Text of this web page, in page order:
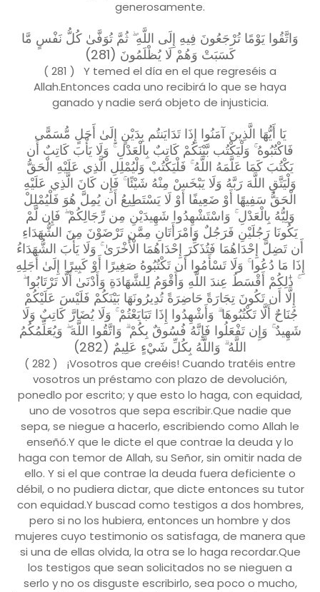
generosamente.
وَاتَّقُوا يَوْمًا تُرْجَعُونَ فِيهِ إِلَى اللَّهِ ۖ ثُمَّ تُوَفَّىٰ كُلُّ نَفْسٍ مَّا
كَسَبَتْ وَهُمْ لَا يُظْلَمُونَ (281)
( 281 ) Y temed el día en el que regreséis a
Allah.Entonces cada uno recibirá lo que se haya
ganado y nadie será objeto de injusticia.
يَا أَيُّهَا الَّذِينَ آمَنُوا إِذَا تَدَايَنتُم بِدَيْنٍ إِلَىٰ أَجَلٍ مُّسَمًّى
فَاكْتُبُوهُ ۚ وَلْيَكْتُب بَّيْنَكُمْ كَاتِبٌ بِالْعَدْلِ ۚ وَلَا يَأْبَ كَاتِبٌ أَن
يَكْتُبَ كَمَا عَلَّمَهُ اللَّهُ ۚ فَلْيَكْتُبْ وَلْيُمْلِلِ الَّذِي عَلَيْهِ الْحَقُّ
وَلْيَتَّقِ اللَّهَ رَبَّهُ وَلَا يَبْخَسْ مِنْهُ شَيْئًا ۚ فَإِن كَانَ الَّذِي عَلَيْهِ
الْحَقُّ سَفِيهًا أَوْ ضَعِيفًا أَوْ لَا يَسْتَطِيعُ أَن يُمِلَّ هُوَ فَلْيُمْلِلْ
وَلِيُّهُ بِالْعَدْلِ ۚ وَاسْتَشْهِدُوا شَهِيدَيْنِ مِن رِّجَالِكُمْ ۖ فَإِن لَّمْ
يَكُونَا رَجُلَيْنِ فَرَجُلٌ وَامْرَأَتَانِ مِمَّن تَرْضَوْنَ مِنَ الشُّهَدَاءِ
أَن تَضِلَّ إِحْدَاهُمَا فَتُذَكِّرَ إِحْدَاهُمَا الْأُخْرَىٰ ۚ وَلَا يَأْبَ الشُّهَدَاءُ
إِذَا مَا دُعُوا ۚ وَلَا تَسْأَمُوا أَن تَكْتُبُوهُ صَغِيرًا أَوْ كَبِيرًا إِلَىٰ أَجَلِهِ
ۚ ذَٰلِكُمْ أَقْسَطُ عِندَ اللَّهِ وَأَقْوَمُ لِلشَّهَادَةِ وَأَدْنَىٰ أَلَّا تَرْتَابُوا ۖ
إِلَّا أَن تَكُونَ تِجَارَةً حَاضِرَةً تُدِيرُونَهَا بَيْنَكُمْ فَلَيْسَ عَلَيْكُمْ
جُنَاحٌ أَلَّا تَكْتُبُوهَا ۗ وَأَشْهِدُوا إِذَا تَبَايَعْتُمْ ۚ وَلَا يُضَارَّ كَاتِبٌ وَلَا
شَهِيدٌ ۚ وَإِن تَفْعَلُوا فَإِنَّهُ فُسُوقٌ بِكُمْ ۗ وَاتَّقُوا اللَّهَ ۖ وَيُعَلِّمُكُمُ
اللَّهُ ۗ وَاللَّهُ بِكُلِّ شَيْءٍ عَلِيمٌ (282)
( 282 ) ¡Vosotros que creéis! Cuando tratéis entre
vosotros un préstamo con plazo de devolución,
ponedlo por escrito; y que esto lo haga, con equidad,
uno de vosotros que sepa escribir.Que nadie que
sepa, se niegue a hacerlo, escribiendo como Allah le
enseñó.Y que le dicte el que contrae la deuda y lo
haga con temor de Allah, su Señor, sin omitir nada de
ello. Y si el que contrae la deuda fuera deficiente o
débil, o no pudiera dictar, que dicte entonces su tutor
con equidad.Y buscad como testigos a dos hombres,
pero si no los hubiera, entonces un hombre y dos
mujeres cuyo testimonio os satisfaga, de manera que
si una de ellas olvida, la otra se lo haga recordar.Que
los testigos que sean solicitados no se nieguen a
serlo y no os disguste escribirlo, sea poco o mucho,